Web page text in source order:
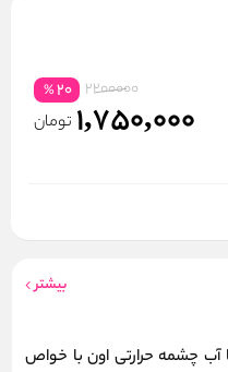
2200000
20
%
1,750,000 تومان
بیشتر
چشمه حرارتی اون با خواص